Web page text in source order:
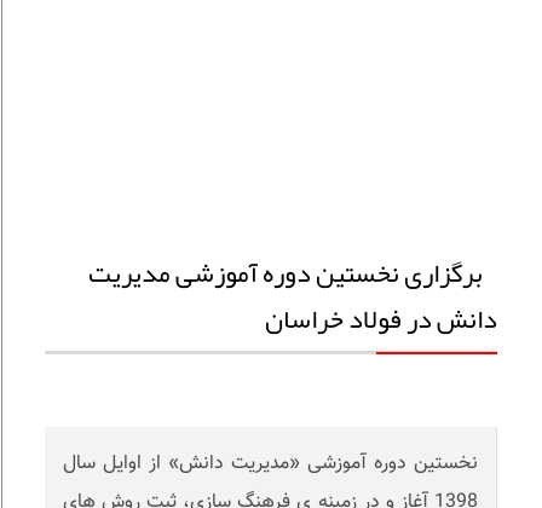
برگزاری نخستین دوره آموزشی مدیریت
دانش در فولاد خراسان
نخستین دوره آموزشی «مدیریت دانش» از اوایل سال